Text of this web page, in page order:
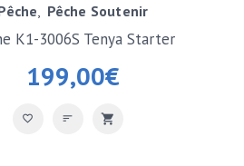
Pêche Soutenir
199,00€
K1-3006S Tenya Starter